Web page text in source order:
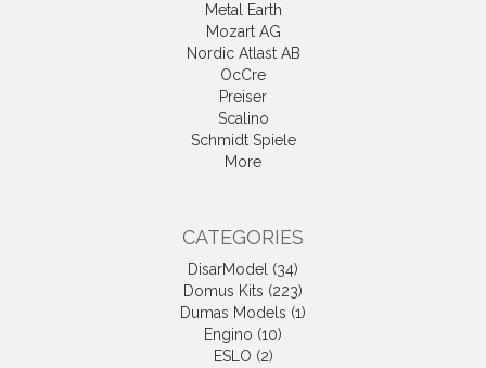
Metal Earth
Mozart AG
Nordic Atlast AB
OcCre
Preiser
Scalino
Schmidt Spiele
More
CATEGORIES
DisarModel (34)
Domus Kits (223)
Dumas Models (1)
Engino (10)
ESLO (2)